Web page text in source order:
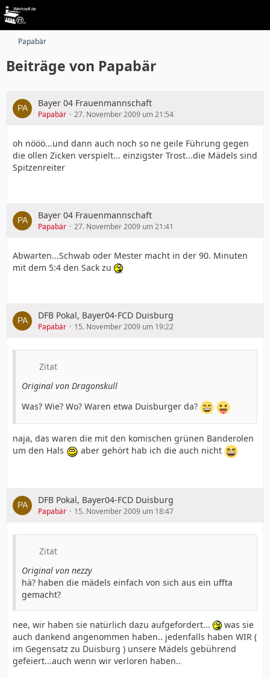
Papabär
Beiträge von Papabär
Bayer 04 Frauenmannschaft
Papabär 27. November 2009 um 21:54
oh nööö...und dann auch noch so ne geile Führung gegen
die ollen Zicken verspielt... einzigster Trost...die Mädels sind
Spitzenreiter
Bayer 04 Frauenmannschaft
Papabär 27. November 2009 um 21:41
Abwarten...Schwab oder Mester macht in der 90. Minuten
mit dem 5:4 den Sack zu
DFB Pokal, Bayer04-FCD Duisburg
Papabär 15. November 2009 um 19:22
Zitat
Original von Dragonskull
Was? Wie? Wo? Waren etwa Duisburger da?
naja, das waren die mit den komischen grünen Banderolen
um den Hals
aber gehört hab ich die auch nicht
DFB Pokal, Bayer04-FCD Duisburg
Papabär 15. November 2009 um 18:47
Zitat
Original von nezzy
hä? haben die mädels einfach von sich aus ein uffta
gemacht?
nee, wir haben sie natürlich dazu aufgefordert...
was sie
auch dankend angenommen haben.. jedenfalls haben WIR (
im Gegensatz zu Duisburg ) unsere Mädels gebührend
gefeiert...auch wenn wir verloren haben..